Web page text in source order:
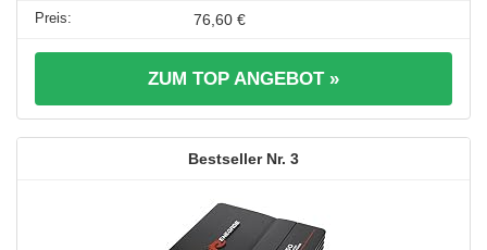
76,60 €
ZUM TOP ANGEBOT »
3